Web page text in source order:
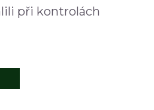
při kontrolách